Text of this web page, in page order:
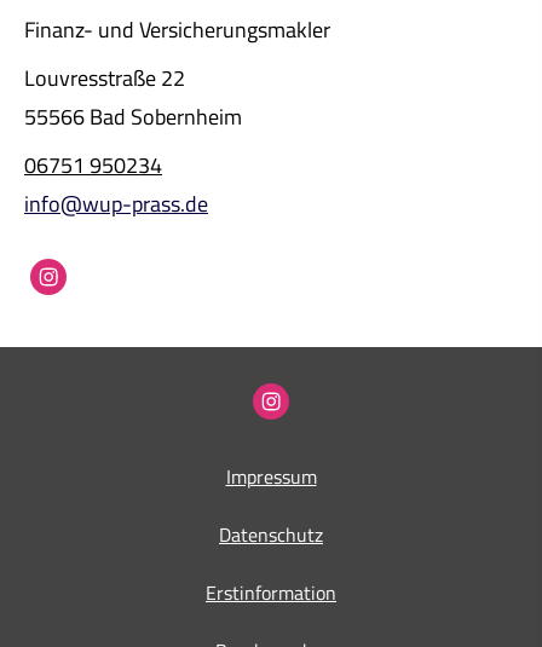
Finanz- und Ver­sicherungs­makler
Louvresstraße 22
55566 Bad Sobernheim
06751 950234
info@wup-prass.de
Impressum
Datenschutz
Erstinformation